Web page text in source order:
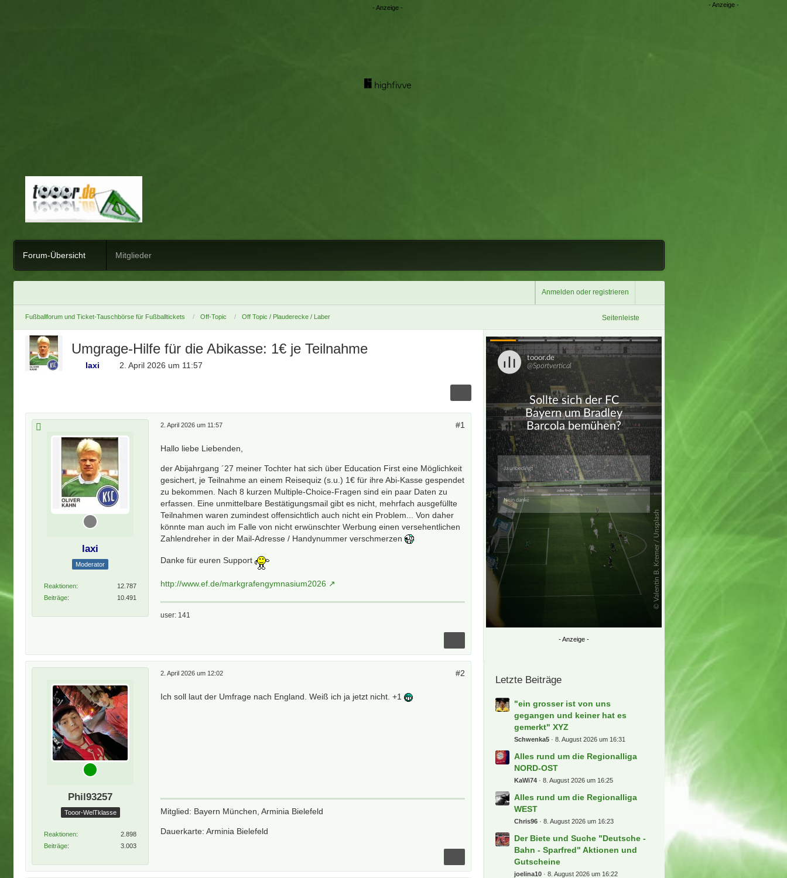
Forum-Übersicht Mitglieder
Anmelden oder registrieren
Fußballforum und Ticket-Tauschbörse für Fußballtickets Off-Topic Off Topic / Plauderecke / Laber Seitenleiste
Umgrage-Hilfe für die Abikasse: 1€ je Teilnahme
laxi 2. April 2026 um 11:57
laxi
Moderator
Reaktionen
12.787
Beiträge
10.491
2. April 2026 um 11:57 #1
Hallo liebe Liebenden,
der Abijahrgang ´27 meiner Tochter hat sich über Education First eine Möglichkeit
gesichert, je Teilnahme an einem Reisequiz (s.u.) 1€ für ihre Abi-Kasse gespendet
zu bekommen. Nach 8 kurzen Multiple-Choice-Fragen sind ein paar Daten zu
erfassen. Eine unmittelbare Bestätigungsmail gibt es nicht, mehrfach ausgefüllte
Teilnahmen waren zumindest offensichtlich auch nicht ein Problem... Von daher
könnte man auch im Falle von nicht erwünschter Werbung einen versehentlichen
Zahlendreher in der Mail-Adresse / Handynummer verschmerzen
Danke für euren Support
http://www.ef.de/markgrafengymnasium2026
user: 141
Phil93257
Tooor-WelTklasse
Reaktionen
2.898
Beiträge
3.003
2. April 2026 um 12:02 #2
Ich soll laut der Umfrage nach England. Weiß ich ja jetzt nicht. +1
Mitglied: Bayern München, Arminia Bielefeld
Dauerkarte: Arminia Bielefeld
Überspringen
Letzte Beiträge
"ein grosser ist von uns
gegangen und keiner hat es
gemerkt" XYZ
Schwenka5 8. August 2026 um 16:31
Alles rund um die Regionalliga
NORD-OST
KaWi74 8. August 2026 um 16:25
Alles rund um die Regionalliga
WEST
Chris96 8. August 2026 um 16:23
Der Biete und Suche "Deutsche -
Bahn - Sparfred" Aktionen und
Gutscheine
joelina10 8. August 2026 um 16:22